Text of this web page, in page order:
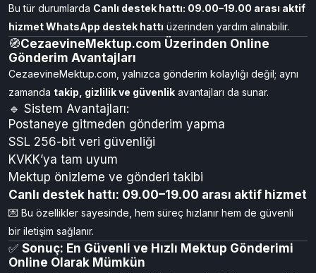
Gönderim teknik bir hata nedeniyle yapılamadıysa,
Adres veya cezaevi bilgisi yanlış yazıldıysa,
kullanıcıyayeniden gönderim veya telafi hakkı
sunulur.
Bu tür durumlardaCanlı destek hattı: 09.00–19.00 arası aktif
hizmet WhatsApp destek hattıüzerinden yardım alınabilir.
🧭 CezaevineMektup.com Üzerinden Online
Gönderim Avantajları
CezaevineMektup.com, yalnızca gönderim kolaylığı değil; aynı
zamandatakip, gizlilik ve güvenlik
🔹 Sistem Avantajları:
Postaneye gitmeden gönderim yapma
SSL 256-bit veri güvenliği
KVKK’ya tam uyum
Mektup önizleme ve gönderi takibi
Canlı destek hattı: 09.00–19.00 arası aktif hizmet